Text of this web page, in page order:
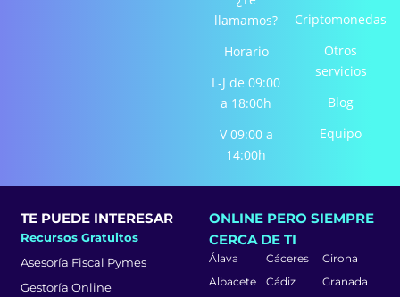
llamamos?
Horario
L-J de 09:00
a 18:00h
V 09:00 a
14:00h
Criptomonedas
Otros
servicios
Blog
Equipo
TE PUEDE INTERESAR
Recursos Gratuitos
Asesoría Fiscal Pymes
Gestoría Online
ONLINE PERO SIEMPRE
CERCA DE TI
Álava
Albacete
Cáceres
Cádiz
Girona
Granada